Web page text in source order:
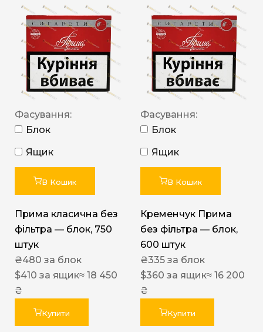
Фасування:
Блок
Ящик
В Кошик
Прима класична без
фільтра — блок, 750
штук
₴480 за блок
$410 за ящик≈ 18 450
₴
Купити
Фасування:
Блок
Ящик
В Кошик
Кременчук Прима
без фільтра — блок,
600 штук
₴335 за блок
$360 за ящик≈ 16 200
₴
Купити